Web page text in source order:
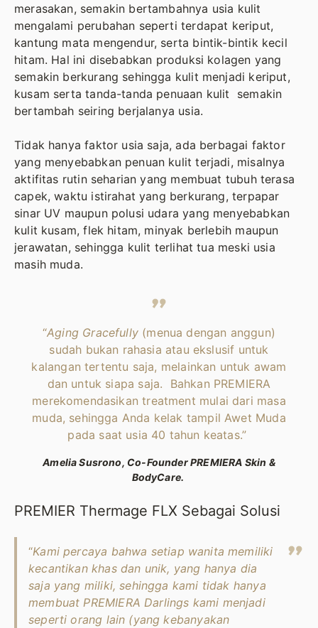
merasakan, semakin bertambahnya usia kulit
mengalami perubahan seperti terdapat keriput,
kantung mata mengendur, serta bintik-bintik kecil
hitam. Hal ini disebabkan produksi kolagen yang
semakin berkurang sehingga kulit menjadi keriput,
kusam serta tanda-tanda penuaan kulit semakin
bertambah seiring berjalanya usia.
Tidak hanya faktor usia saja, ada berbagai faktor
yang menyebabkan penuan kulit terjadi, misalnya
aktifitas rutin seharian yang membuat tubuh terasa
capek, waktu istirahat yang berkurang, terpapar
sinar UV maupun polusi udara yang menyebabkan
kulit kusam, flek hitam, minyak berlebih maupun
jerawatan, sehingga kulit terlihat tua meski usia
masih muda.
“Aging Gracefully (menua dengan anggun)
sudah bukan rahasia atau ekslusif untuk
kalangan tertentu saja, melainkan untuk awam
dan untuk siapa saja. Bahkan PREMIERA
merekomendasikan treatment mulai dari masa
muda, sehingga Anda kelak tampil Awet Muda
pada saat usia 40 tahun keatas.”
Amelia Susrono, Co-Founder PREMIERA Skin &
BodyCare.
PREMIER Thermage FLX Sebagai Solusi
“Kami percaya bahwa setiap wanita memiliki
kecantikan khas dan unik, yang hanya dia
saja yang miliki, sehingga kami tidak hanya
membuat PREMIERA Darlings kami menjadi
seperti orang lain (yang kebanyakan